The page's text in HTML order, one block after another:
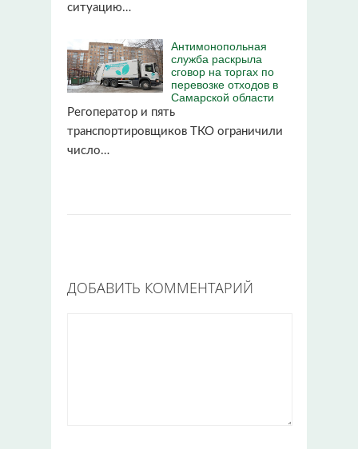
ситуацию…
Антимонопольная
служба раскрыла
сговор на торгах по
перевозке отходов в
Самарской области
Регоператор и пять
транспортировщиков ТКО ограничили
число…
ДОБАВИТЬ КОММЕНТАРИЙ